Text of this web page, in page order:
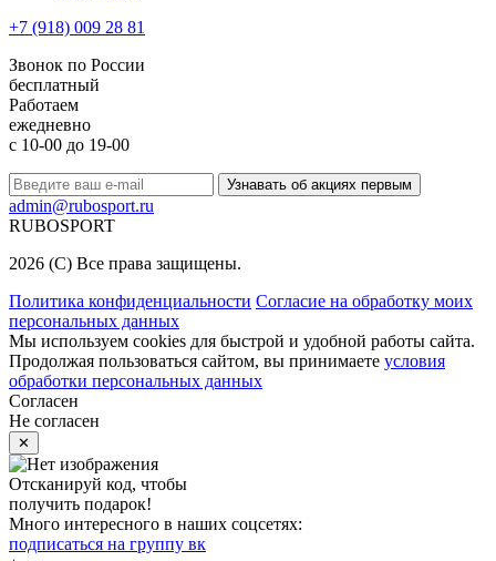
+7 (918) 009 28 81
Звонок по России
бесплатный
Работаем
ежедневно
с 10-00 до 19-00
Узнавать об акциях первым
admin@rubosport.ru
RUBOSPORT
2026 (C) Все права защищены.
Политика конфиденциальности Согласие на обработку моих
персональных данных
Мы используем cookies для быстрой и удобной работы сайта.
Продолжая пользоваться сайтом, вы принимаете условия
обработки персональных данных
Согласен
Не согласен
✕
Отсканируй код, чтобы
получить подарок!
Много интересного в наших соцсетях:
подписаться на группу вк